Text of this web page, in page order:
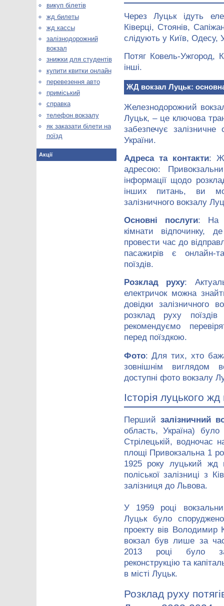
Через Луцьк ідуть
Ківерці, Стоянів,
слідують у Київ, Одесу,
Потяг Ковель-Ужгород,
інші.
ЖД вокзал Луцьк: основна
Железнодорожний
Луцьк, – це ключова
забезпечує
України.
Адреса та контакти:
адресою:
інформації щодо
інших питань, ви
залізничного вокзалу
Основні послуги: На
кімнати відпочинку,
провести час до
пасажирів є онлайн-
поїздів.
Розклад руху:
електричок можна
довідки залізничного
розклад руху
рекомендуємо
перед поїздкою.
Фото: Для тих, хто
зовнішнім виглядом
доступні фото вокзалу
Історія луцького жд
Перший залізничний
область, Україна)
Стрілецькій, водночас
площі Привокзальна 1
1925 року луцький жд
поліської залізниці з
залізниця до Львова.
У 1959 році
Луцьк було
проекту вів Володимир
вокзал був лише за
2013 році було
реконструкцію та
в місті Луцьк.
Розклад руху
викуп білетів
жд билеты
жд кассы
залізнодорожний
вокзал
знижки для студентів
купити квитки онлайн
перевезення авто
приміський
справка
телефон вокзалу
як заказати білети на
поїзд
Акції